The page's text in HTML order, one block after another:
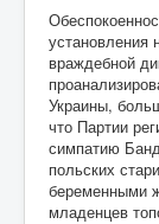
установления
враждебной
Украины,
что Партии
симпатию
польских
беременными
младенцев